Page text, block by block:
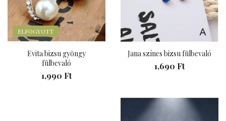
ELFOGYOTT
Evita bizsu gyöngy
fülbevaló
1,990 Ft
Jana színes bizsu fülbevaló
1,690 Ft